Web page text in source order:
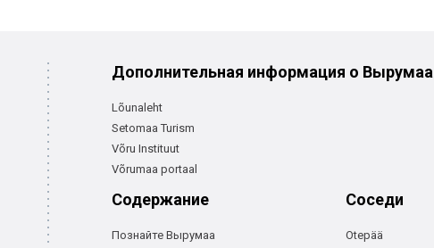
Дополнительная информация о Вырумаа
Lõunaleht
Setomaa Turism
Võru Instituut
Võrumaa portaal
Содержание
Познайте Вырумаа
Соседи
Otepää